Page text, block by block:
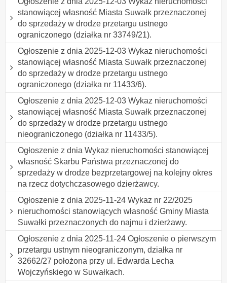
stanowiącej własność Miasta Suwałk przeznaczonej
do sprzedaży w drodze przetargu ustnego
ograniczonego (działka nr 33749/21).
Ogłoszenie z dnia 2025-12-03 Wykaz nieruchomości
stanowiącej własność Miasta Suwałk przeznaczonej
do sprzedaży w drodze przetargu ustnego
ograniczonego (działka nr 11433/6).
Ogłoszenie z dnia 2025-12-03 Wykaz nieruchomości
stanowiącej własność Miasta Suwałk przeznaczonej
do sprzedaży w drodze przetargu ustnego
nieograniczonego (działka nr 11433/5).
Ogłoszenie z dnia Wykaz nieruchomości stanowiącej
własność Skarbu Państwa przeznaczonej do
sprzedaży w drodze bezprzetargowej na kolejny okres
na rzecz dotychczasowego dzierżawcy.
Ogłoszenie z dnia 2025-11-24 Wykaz nr 22/2025
nieruchomości stanowiących własność Gminy Miasta
Suwałki przeznaczonych do najmu i dzierżawy.
Ogłoszenie z dnia 2025-11-24 Ogłoszenie o pierwszym
przetargu ustnym nieograniczonym, działka nr
32662/27 położona przy ul. Edwarda Lecha
Wojczyńskiego w Suwałkach.